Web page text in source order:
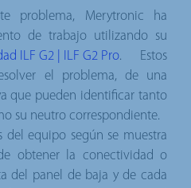
problema, Merytronic ha
de trabajo utilizando su
ILF G2 | ILF G2 Pro. Estos
el problema, de una
que pueden identificar tanto
su neutro correspondiente.
del equipo según se muestra
obtener la conectividad o
del panel de baja y de cada